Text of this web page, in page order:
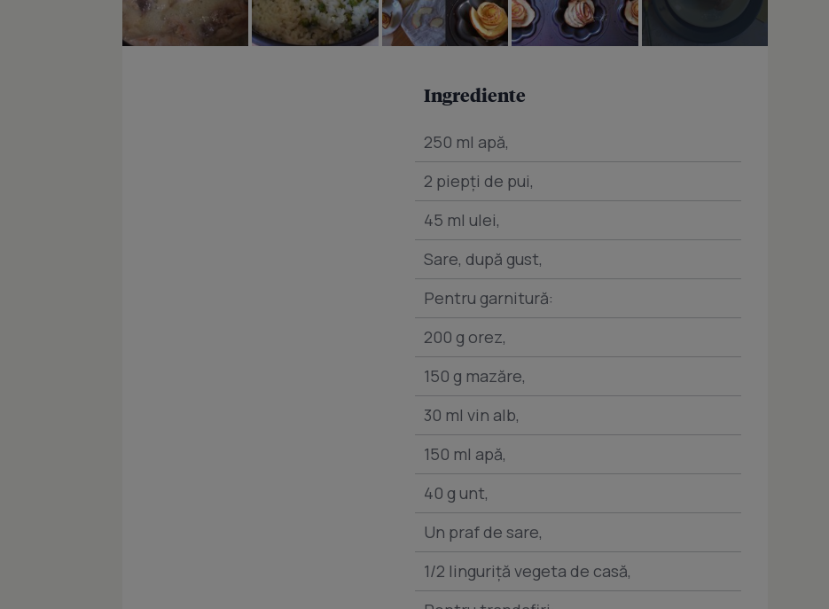
Ingrediente
250 ml apă,
2 piepţi de pui,
45 ml ulei,
Sare, după gust,
Pentru garnitură:
200 g orez,
150 g mazăre,
30 ml vin alb,
150 ml apă,
40 g unt,
Un praf de sare,
1/2 linguriţă vegeta de casă,